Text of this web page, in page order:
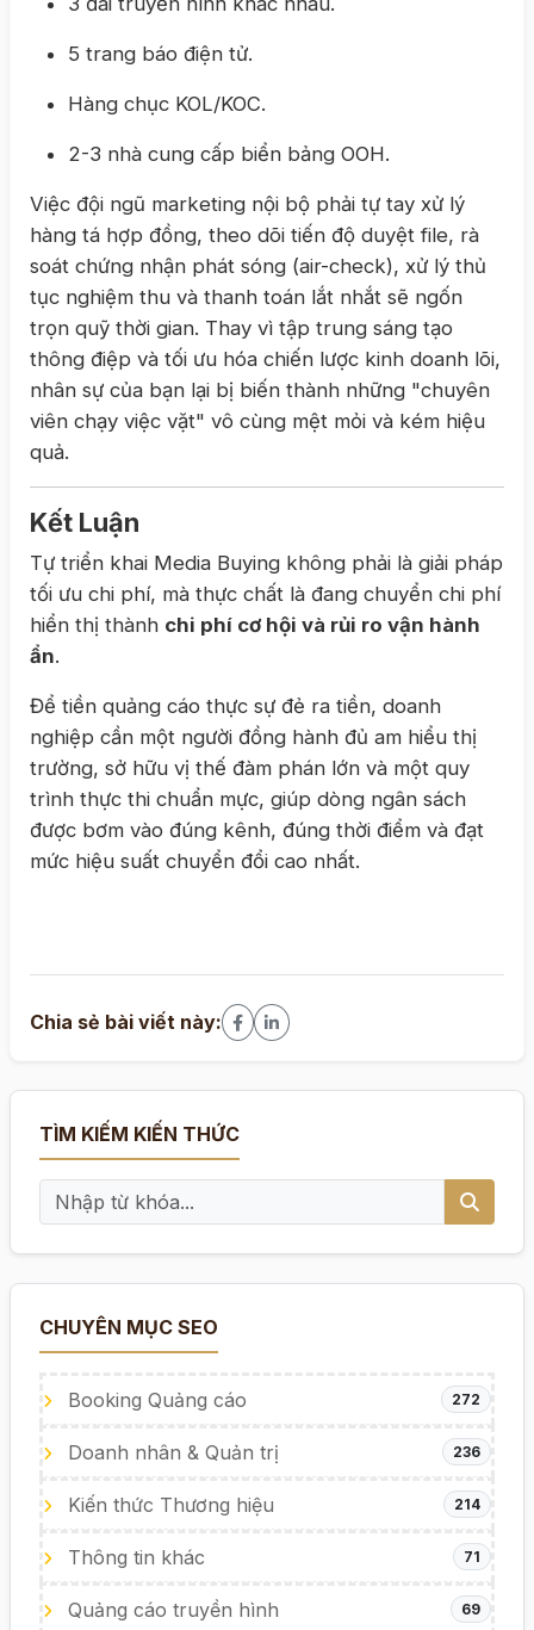
5 trang báo điện tử.
Hàng chục KOL/KOC.
2-3 nhà cung cấp biển bảng OOH.
Việc đội ngũ marketing nội bộ phải tự tay xử lý
hàng tá hợp đồng, theo dõi tiến độ duyệt file, rà
soát chứng nhận phát sóng (air-check), xử lý thủ
tục nghiệm thu và thanh toán lắt nhắt sẽ ngốn
trọn quỹ thời gian. Thay vì tập trung sáng tạo
thông điệp và tối ưu hóa chiến lược kinh doanh lõi,
nhân sự của bạn lại bị biến thành những "chuyên
viên chạy việc vặt" vô cùng mệt mỏi và kém hiệu
quả.
Kết Luận
Tự triển khai Media Buying không phải là giải pháp
tối ưu chi phí, mà thực chất là đang chuyển chi phí
hiển thị thành chi phí cơ hội và rủi ro vận hành
ẩn.
Để tiền quảng cáo thực sự đẻ ra tiền, doanh
nghiệp cần một người đồng hành đủ am hiểu thị
trường, sở hữu vị thế đàm phán lớn và một quy
trình thực thi chuẩn mực, giúp dòng ngân sách
được bơm vào đúng kênh, đúng thời điểm và đạt
mức hiệu suất chuyển đổi cao nhất.
Chia sẻ bài viết này:
TÌM KIẾM KIẾN THỨC
CHUYÊN MỤC SEO
Booking Quảng cáo 272
Doanh nhân & Quản trị 236
Kiến thức Thương hiệu 214
Thông tin khác 71
Quảng cáo truyền hình 69